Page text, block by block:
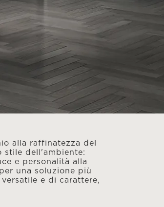
alla raffinatezza del
stile dell'ambiente:
e personalità alla
una soluzione più
e di carattere,